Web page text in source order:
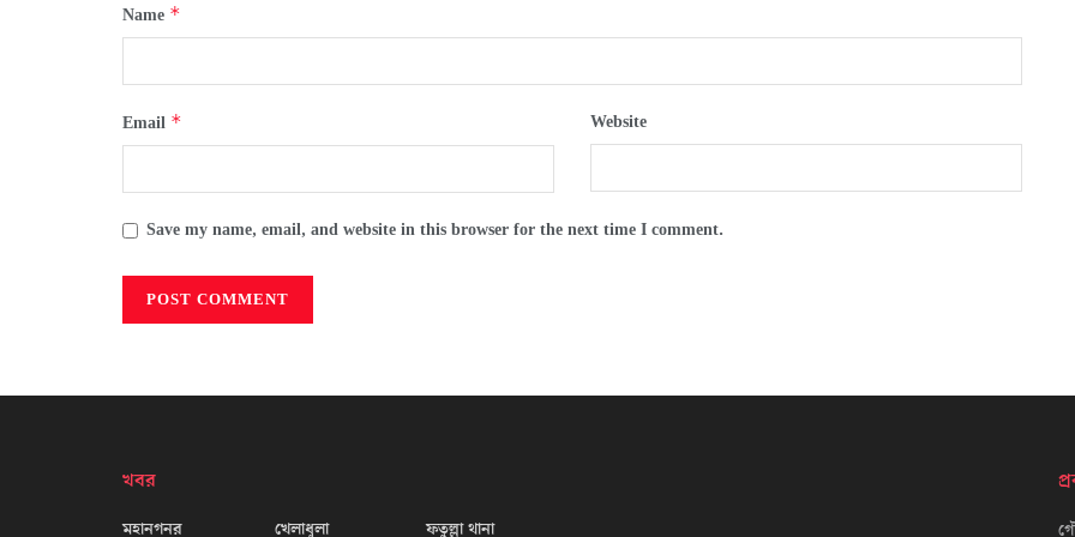
Name *
Email * Website
Save my name, email, and website in this browser for the next time I comment.
খবর
মহানগনর খেলাধূলা ফতুল্লা থানা